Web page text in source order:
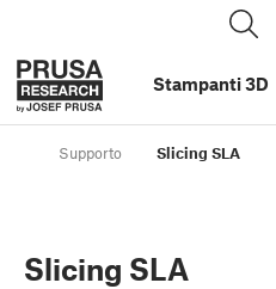
Stampanti 3D
Supporto Slicing SLA
Slicing SLA